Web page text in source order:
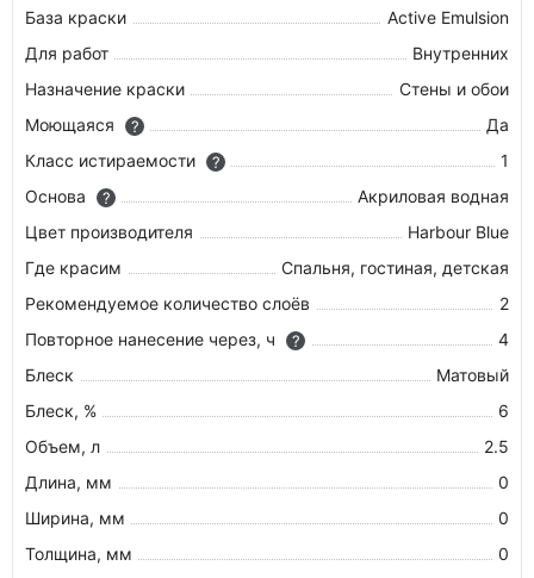
База краски
Active Emulsion
Для работ
Внутренних
Назначение краски
Стены и обои
Моющаяся
?
Да
Класс истираемости
?
1
Основа
?
Акриловая водная
Цвет производителя
Harbour Blue
Где красим
Спальня, гостиная, детская
Рекомендуемое количество слоёв
2
Повторное нанесение через, ч
?
4
Блеск
Матовый
Блеск, %
6
Объем, л
2.5
Длина, мм
0
Ширина, мм
0
Толщина, мм
0